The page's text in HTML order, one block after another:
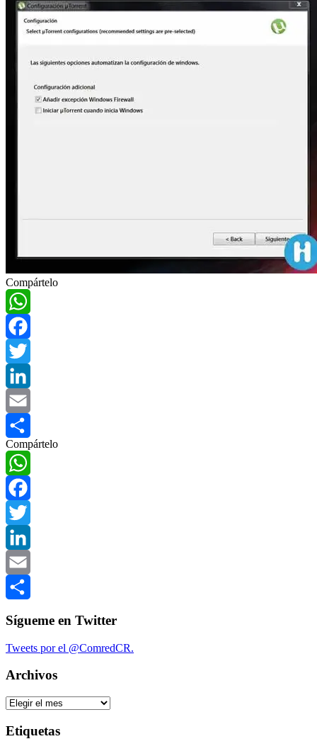
Compártelo
WhatsApp
Facebook
Twitter
LinkedIn
Email
Compartir
Compártelo
WhatsApp
Facebook
Twitter
LinkedIn
Email
Sígueme en Twitter
Tweets por el @ComredCR.
Archivos
Archivos
Etiquetas